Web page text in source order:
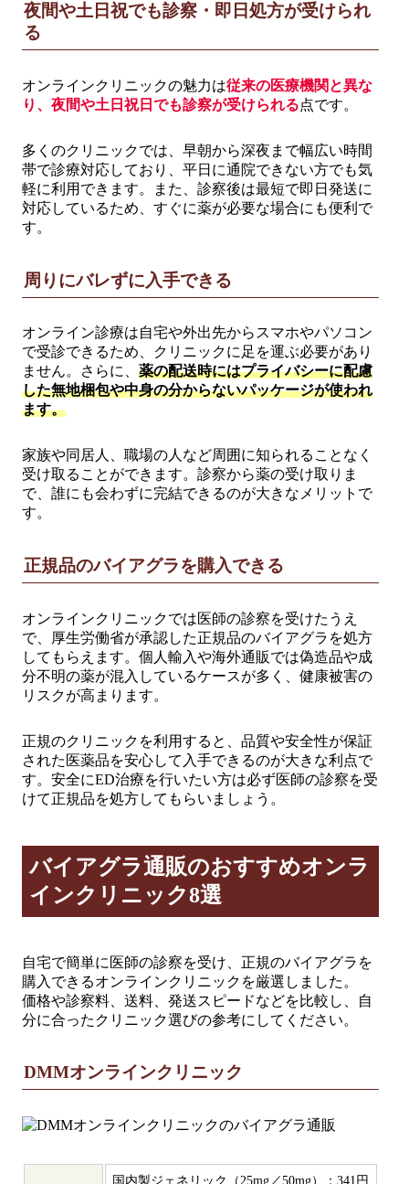
夜間や土日祝でも診察・即日処方が受けられ
る
オンラインクリニックの魅力は従来の医療機関と異な
り、夜間や土日祝日でも診察が受けられる点です。
多くのクリニックでは、早朝から深夜まで幅広い時間
帯で診療対応しており、平日に通院できない方でも気
軽に利用できます。また、診察後は最短で即日発送に
対応しているため、すぐに薬が必要な場合にも便利で
す。
周りにバレずに入手できる
オンライン診療は自宅や外出先からスマホやパソコン
で受診できるため、クリニックに足を運ぶ必要があり
ません。さらに、 薬の配送時にはプライバシーに配慮
した無地梱包や中身の分からないパッケージが使われ
ます。
家族や同居人、職場の人など周囲に知られることなく
受け取ることができます。診察から薬の受け取りま
で、誰にも会わずに完結できるのが大きなメリットで
す。
正規品のバイアグラを購入できる
オンラインクリニックでは医師の診察を受けたうえ
で、厚生労働省が承認した正規品のバイアグラを処方
してもらえます。個人輸入や海外通販では偽造品や成
分不明の薬が混入しているケースが多く、健康被害の
リスクが高まります。
正規のクリニックを利用すると、品質や安全性が保証
された医薬品を安心して入手できるのが大きな利点で
す。安全にED治療を行いたい方は必ず医師の診察を受
けて正規品を処方してもらいましょう。
バイアグラ通販のおすすめオンラ
インクリニック8選
自宅で簡単に医師の診察を受け、正規のバイアグラを
購入できるオンラインクリニックを厳選しました。
価格や診察料、送料、発送スピードなどを比較し、自
分に合ったクリニック選びの参考にしてください。
DMMオンラインクリニック
国内製ジェネリック（25mg／50mg）：341円